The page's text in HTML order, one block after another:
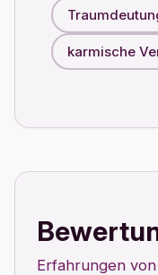
karmische
Erfahrungen